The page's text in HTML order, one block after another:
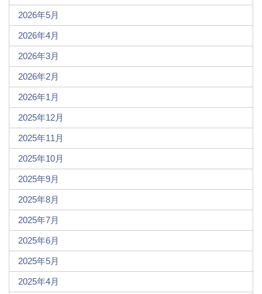
2026年5月
2026年4月
2026年3月
2026年2月
2026年1月
2025年12月
2025年11月
2025年10月
2025年9月
2025年8月
2025年7月
2025年6月
2025年5月
2025年4月